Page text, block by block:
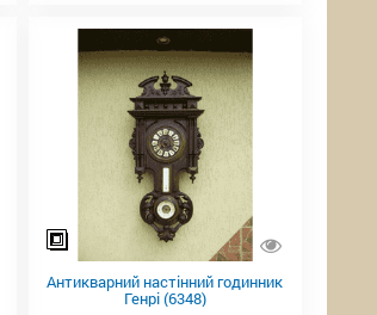
Антикварний настінний годинник
Генрі (6348)